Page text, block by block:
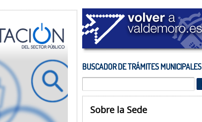
BUSCADOR DE TRÁMITES MUNICIPALES
Sobre la Sede